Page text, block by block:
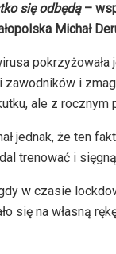
się odbędą–
Michał
pokrzyżowała
zawodników i
ale z rocznym
jednak, że ten
trenować i
w czasie
się na własną